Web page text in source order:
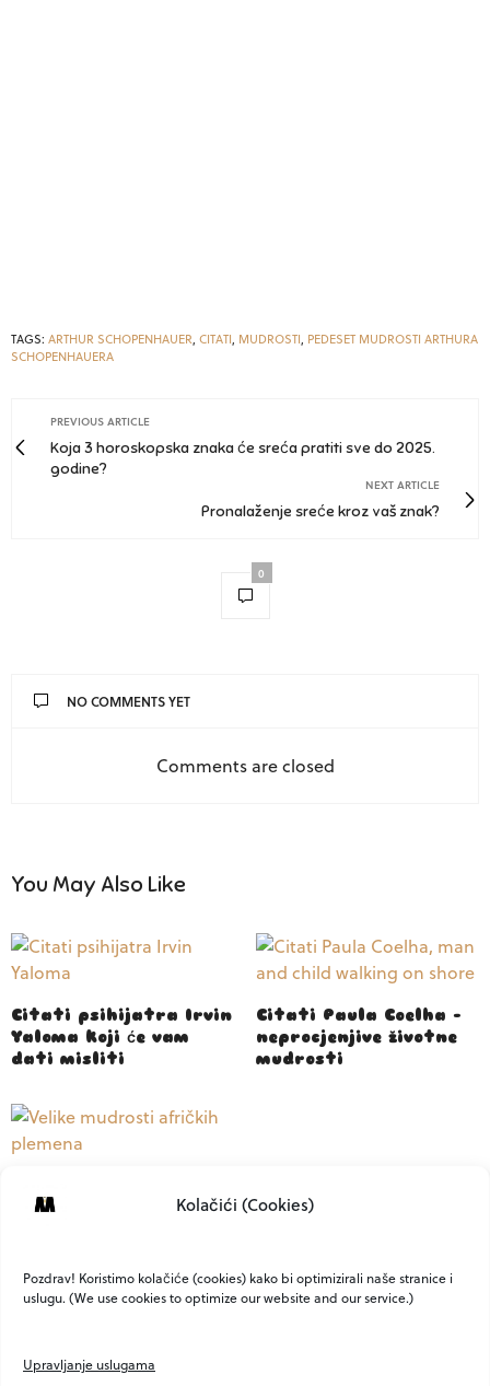
Kolačići (Cookies)
Pozdrav! Koristimo kolačiće (cookies) kako bi optimizirali naše stranice i
uslugu. (We use cookies to optimize our website and our service.)
Upravljanje uslugama
TAGS: ARTHUR SCHOPENHAUER, CITATI, MUDROSTI, PEDESET MUDROSTI ARTHURA
SCHOPENHAUERA
PREVIOUS ARTICLE
Koja 3 horoskopska znaka će sreća pratiti sve do 2025.
godine?
NEXT ARTICLE
Pronalaženje sreće kroz vaš znak?
0
NO COMMENTS YET
Comments are closed
You May Also Like
Citati psihijatra Irvin
Yaloma koji će vam
dati misliti
Citati Paula Coelha –
neprocjenjive životne
mudrosti
afričkih plemena: “Što